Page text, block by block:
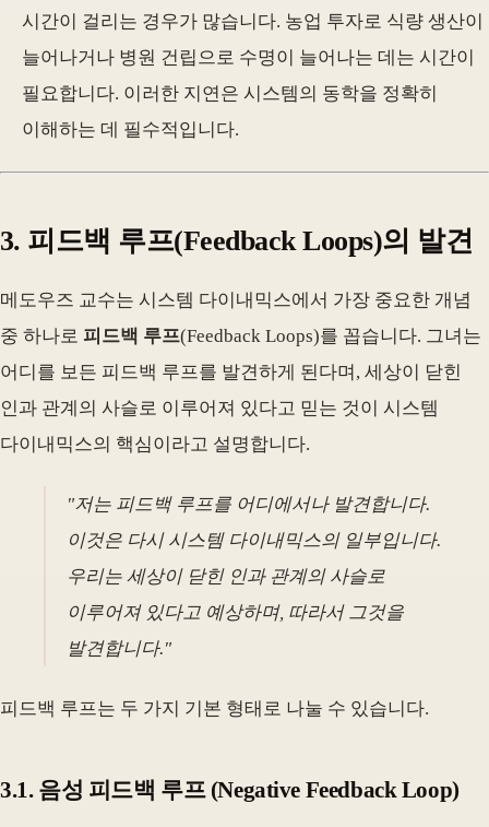
시간이 걸리는 경우가 많습니다. 농업 투자로 식량 생산이
늘어나거나 병원 건립으로 수명이 늘어나는 데는 시간이
필요합니다. 이러한 지연은 시스템의 동학을 정확히
이해하는 데 필수적입니다.
3. 피드백 루프(Feedback Loops)의 발견
메도우즈 교수는 시스템 다이내믹스에서 가장 중요한 개념
중 하나로 피드백 루프(Feedback Loops)를 꼽습니다. 그녀는
어디를 보든 피드백 루프를 발견하게 된다며, 세상이 닫힌
인과 관계의 사슬로 이루어져 있다고 믿는 것이 시스템
다이내믹스의 핵심이라고 설명합니다.
"저는 피드백 루프를 어디에서나 발견합니다.
이것은 다시 시스템 다이내믹스의 일부입니다.
우리는 세상이 닫힌 인과 관계의 사슬로
이루어져 있다고 예상하며, 따라서 그것을
발견합니다."
피드백 루프는 두 가지 기본 형태로 나눌 수 있습니다.
3.1. 음성 피드백 루프 (Negative Feedback Loop)